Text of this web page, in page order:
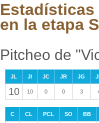
en la etapa
Pitcheo de
JL JI JC JR JG
10 10 0 0 3
C CL PCL SO BB